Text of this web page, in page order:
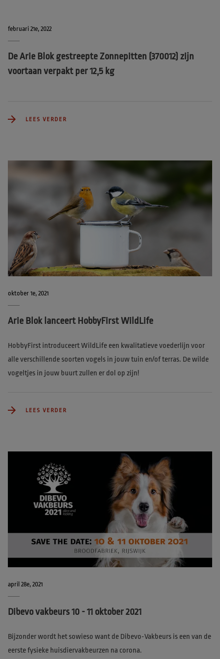
februari 21e, 2022
De Arie Blok gestreepte Zonnepitten (370012) zijn
voortaan verpakt per 12,5 kg
LEES VERDER
oktober 1e, 2021
Arie Blok lanceert HobbyFirst WildLife
HobbyFirst introduceert WildLife een kwalitatieve voederlijn voor
alle verschillende soorten vogels in jouw tuin en/of terras. De wilde
vogeltjes in jouw buurt zullen er dol op zijn!
LEES VERDER
april 28e, 2021
Dibevo vakbeurs 10 - 11 oktober 2021
Bijzonder wordt het sowieso want de Dibevo-Vakbeurs is een van de
eerste fysieke huisdiervakbeurzen na corona.